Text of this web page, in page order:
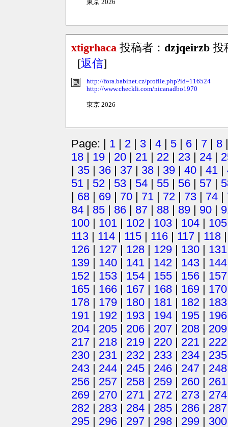
東京 2026
xtigrhaca 投稿者： dzjqeirzb 投
[返信]
http://fora.babinet.cz/profile.php?id=116524
http://www.checkli.com/nicanadbo1970
東京 2026
Page: | 1 | 2 | 3 | 4 | 5 | 6 | 7 | 8
18 | 19 | 20 | 21 | 22 | 23 | 24 |
| 35 | 36 | 37 | 38 | 39 | 40 | 41 |
51 | 52 | 53 | 54 | 55 | 56 | 57 |
| 68 | 69 | 70 | 71 | 72 | 73 | 74 |
84 | 85 | 86 | 87 | 88 | 89 | 90 |
100 | 101 | 102 | 103 | 104 | 105
113 | 114 | 115 | 116 | 117 | 118
126 | 127 | 128 | 129 | 130 | 131
139 | 140 | 141 | 142 | 143 | 144
152 | 153 | 154 | 155 | 156 | 157
165 | 166 | 167 | 168 | 169 | 170
178 | 179 | 180 | 181 | 182 | 183
191 | 192 | 193 | 194 | 195 | 196
204 | 205 | 206 | 207 | 208 | 209
217 | 218 | 219 | 220 | 221 | 222
230 | 231 | 232 | 233 | 234 | 235
243 | 244 | 245 | 246 | 247 | 248
256 | 257 | 258 | 259 | 260 | 261
269 | 270 | 271 | 272 | 273 | 274
282 | 283 | 284 | 285 | 286 | 287
295 | 296 | 297 | 298 | 299 | 300